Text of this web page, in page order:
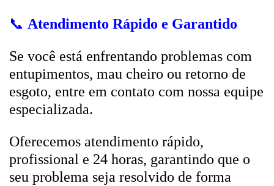
📞 Atendimento Rápido e Garantido
Se você está enfrentando problemas com
entupimentos, mau cheiro ou retorno de
esgoto, entre em contato com nossa equipe
especializada.
Oferecemos atendimento rápido,
profissional e 24 horas, garantindo que o
seu problema seja resolvido de forma